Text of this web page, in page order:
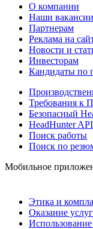
О компании
Наши вакансии
Партнерам
Реклама на
Новости и
Инвесторам
Кандидаты по
Требования к
Безопасный
HeadHunter API
Поиск работы
Поиск по
Мобильное
Этика и
Оказание услуг
Использование